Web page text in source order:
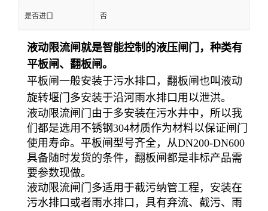
是否进口 否
液动限流闸就是智能控制的液压闸门，种类有
平板闸、翻板闸。
平板闸一般安装于污水排口，翻板闸也叫液动
旋转堰门多安装于沿河雨水排口用以泄洪。
液动限流闸门由于多安装在污水井中，所以我
们都是选用不锈钢304材质作为材料以保证闸门
使用寿命。平板闸型号齐全，从DN200-DN600
具备随时发货的条件，翻板闸都是非标产品需
要参数现做。
液动限流闸门多适用于截污纳管工程，安装在
污水排口或者雨水排口，具有弃流、截污、雨